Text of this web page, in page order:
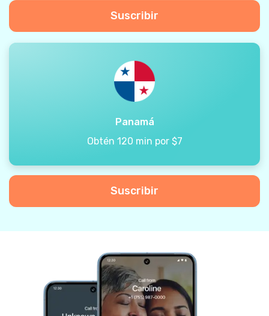
Suscribir
Panamá
Obtén 120 min por $7
Suscribir